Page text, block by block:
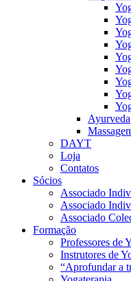
Ayurveda
DAYT
Loja
Contatos
Sócios
Associado
Associado
Associado
Formação
Professores de
Instrutores de
“Aprofundar a